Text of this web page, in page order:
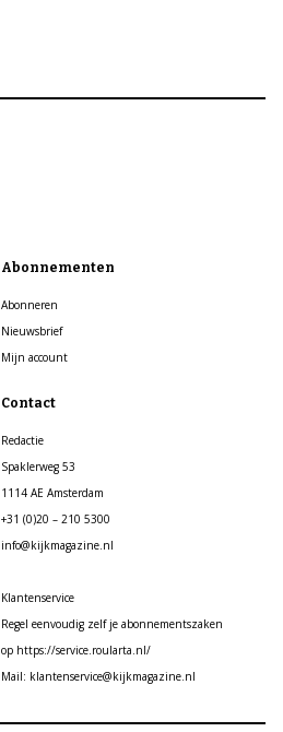
Abonnementen
Abonneren
Nieuwsbrief
Mijn account
Contact
Redactie
Spaklerweg 53
1114 AE Amsterdam
+31 (0)20 – 210 5300
info@kijkmagazine.nl
Klantenservice
Regel eenvoudig zelf je abonnementszaken
op https://service.roularta.nl/
Mail: klantenservice@kijkmagazine.nl